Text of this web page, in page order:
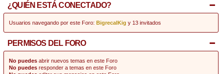
¿QUIÉN ESTÁ CONECTADO?
Usuarios navegando por este Foro: BigrecalKig y 13 invitados
PERMISOS DEL FORO
No puedes abrir nuevos temas en este Foro
No puedes responder a temas en este Foro